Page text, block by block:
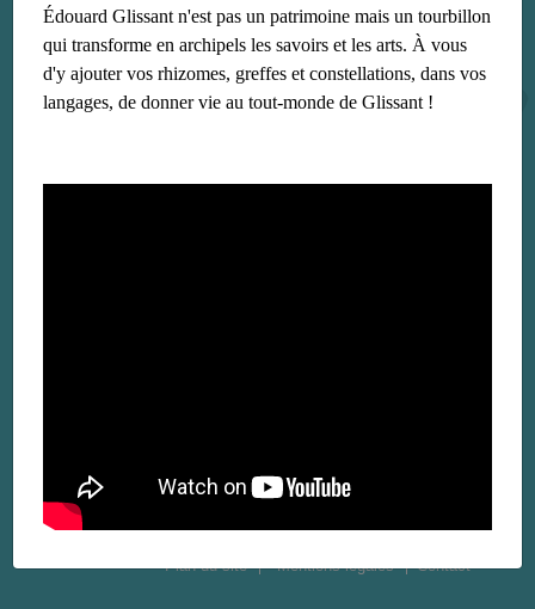
Édouard Glissant n'est pas un patrimoine mais un tourbillon
qui transforme en archipels les savoirs et les arts. À vous
d'y ajouter vos rhizomes, greffes et constellations, dans vos
langages, de donner vie au tout-monde de Glissant !
Plan du site Mentions légales Contact